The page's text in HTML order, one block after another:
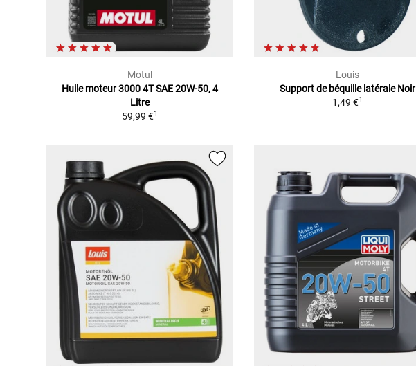
Motul
Huile moteur 3000 4T SAE 20W-50, 4
Litre
59,99 €1
Louis
Support de béquille latérale Noir
1,49 €1